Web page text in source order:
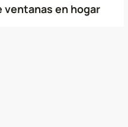
ventanas en hogar